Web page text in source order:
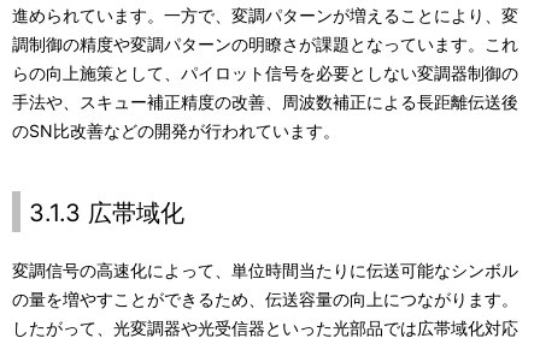
進められています。一方で、変調パターンが増えることにより、変
調制御の精度や変調パターンの明瞭さが課題となっています。これ
らの向上施策として、パイロット信号を必要としない変調器制御の
手法や、スキュー補正精度の改善、周波数補正による長距離伝送後
のSN比改善などの開発が行われています。
3.1.3 広帯域化
変調信号の高速化によって、単位時間当たりに伝送可能なシンボル
の量を増やすことができるため、伝送容量の向上につながります。
したがって、光変調器や光受信器といった光部品では広帯域化対応